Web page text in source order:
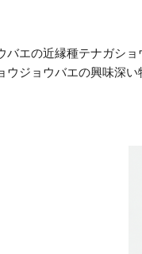
バエの近縁種テナガショ
ウジョウバエの興味深